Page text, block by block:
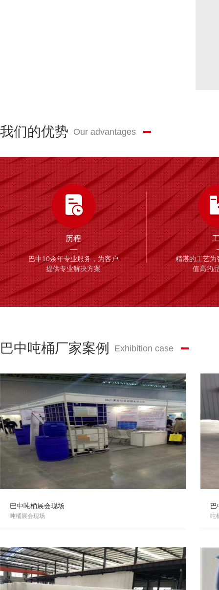
我们的优势 Our advantages
历程
巴中10余年专业服务，为客户
提供专业解决方案
精湛的工艺为
值高的
巴中吨桶厂家案例 Exhibition case
巴中吨桶展会现场
吨桶展会现场
巴
吨